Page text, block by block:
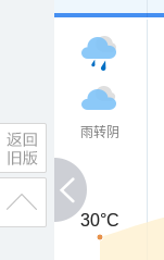
雨转阴
30°C
30°C